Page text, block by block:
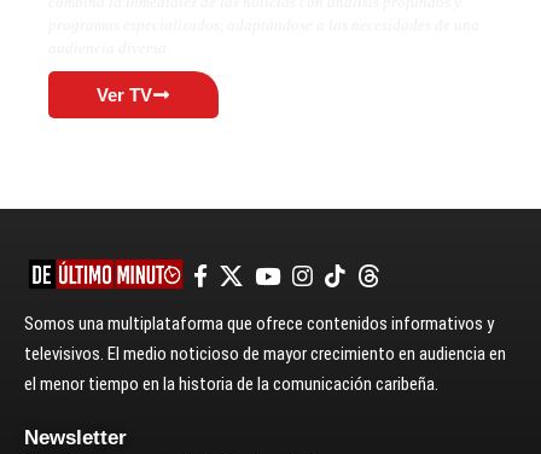
Ver TV
Somos una multiplataforma que ofrece contenidos informativos y
televisivos. El medio noticioso de mayor crecimiento en audiencia en
el menor tiempo en la historia de la comunicación caribeña.
Newsletter